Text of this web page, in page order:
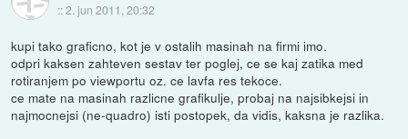
::2. jun 2011, 20:32
kupi tako graficno, kot je v ostalih masinah na firmi imo.
odpri kaksen zahteven sestav ter poglej, ce se kaj zatika med
rotiranjem po viewportu oz. ce lavfa res tekoce.
ce mate na masinah razlicne grafikulje, probaj na najsibkejsi in
najmocnejsi (ne-quadro) isti postopek, da vidis, kaksna je razlika.